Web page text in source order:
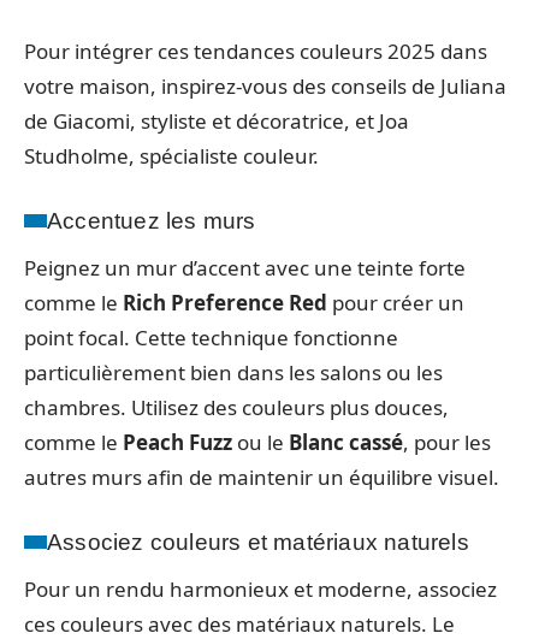
Pour intégrer ces tendances couleurs 2025 dans
votre maison, inspirez-vous des conseils de Juliana
de Giacomi, styliste et décoratrice, et Joa
Studholme, spécialiste couleur.
Accentuez les murs
Peignez un mur d’accent avec une teinte forte
comme le Rich Preference Red pour créer un
point focal. Cette technique fonctionne
particulièrement bien dans les salons ou les
chambres. Utilisez des couleurs plus douces,
comme le Peach Fuzz ou le Blanc cassé, pour les
autres murs afin de maintenir un équilibre visuel.
Associez couleurs et matériaux naturels
Pour un rendu harmonieux et moderne, associez
ces couleurs avec des matériaux naturels. Le